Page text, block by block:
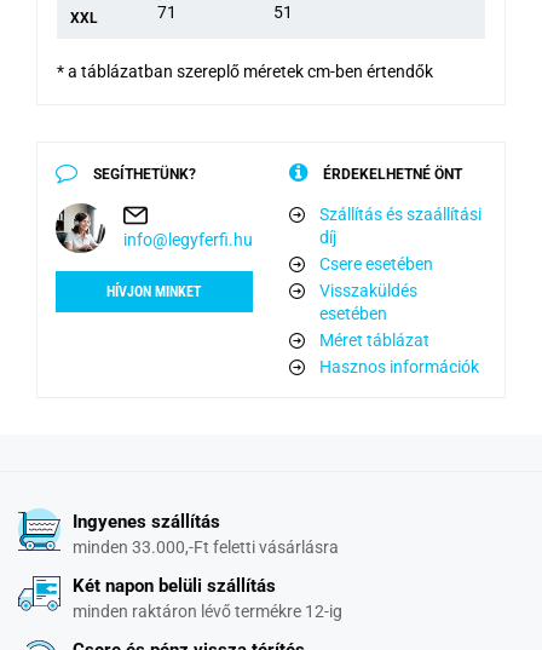
XXL 71 51
* a táblázatban szereplő méretek cm-ben értendők
SEGÍTHETÜNK?
info@legyferfi.hu
HÍVJON MINKET
ÉRDEKELHETNÉ ÖNT
Szállítás és szaállítási
díj
Csere esetében
Visszaküldés
esetében
Méret táblázat
Hasznos információk
Ingyenes szállítás
minden 33.000,-Ft feletti vásárlásra
Két napon belüli szállítás
minden raktáron lévő termékre 12-ig